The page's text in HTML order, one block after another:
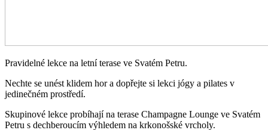
Pravidelné lekce na letní terase ve Svatém Petru.
Nechte se unést klidem hor a dopřejte si lekci jógy a pilates v
jedinečném prostředí.
Skupinové lekce probíhají na terase Champagne Lounge ve Svatém
Petru s dechberoucím výhledem na krkonošské vrcholy.